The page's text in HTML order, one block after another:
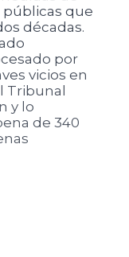
que
décadas.
por
vicios en
Tribunal
y lo
de 340